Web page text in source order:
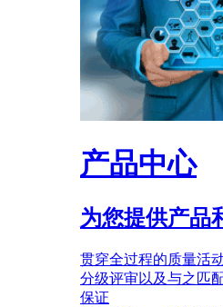
产品中心
为您提供产品
贯穿全过程的质量活
分级评审以及与之匹
保证